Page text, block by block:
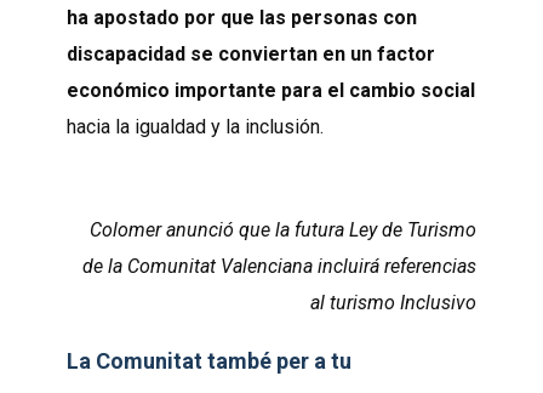
ha apostado por que las personas con
discapacidad se conviertan en un factor
económico importante para el cambio social
hacia la igualdad y la inclusión.
Colomer anunció que la futura Ley de Turismo
de la Comunitat Valenciana incluirá referencias
al turismo Inclusivo
La Comunitat també per a tu